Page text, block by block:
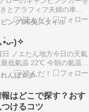
とアラフィフ夫婦の車中
介 RVパークから徒歩30
露天で「整う」極上の温泉
婦が満喫♩ 設備が超ピカピ
夜のお宿RVパーク アク
ングDE美スタイル
•̀ᴗ-)✧
ノエたん地方今日の天氣
低氣温 22℃ 今朝の氣温
報???? 昨夜いったんやん
出しましたが予報より少し
どではありませんでした
シッ …
れんぼ☆彡
はどこで探す？おす
けるコツ